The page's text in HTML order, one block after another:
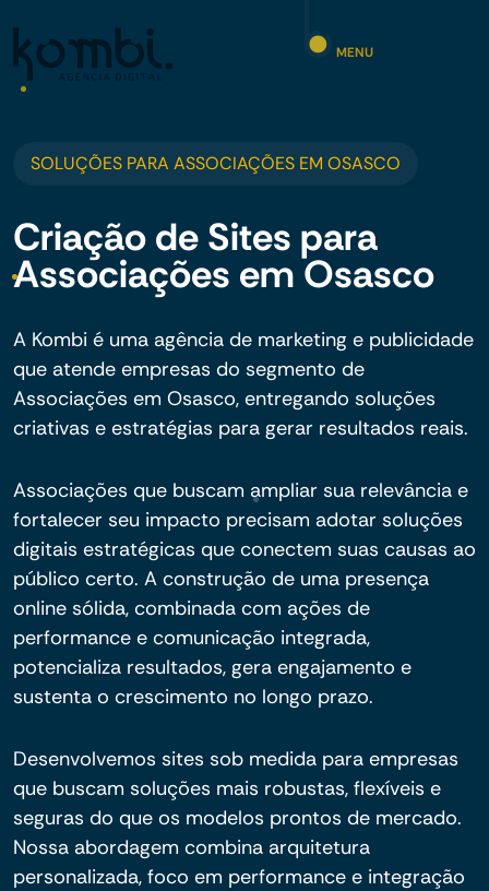
MENU
SOLUÇÕES PARA ASSOCIAÇÕES EM OSASCO
Criação de Sites para
Associações em Osasco
A Kombi é uma agência de marketing e publicidade
que atende empresas do segmento de
Associações em Osasco, entregando soluções
criativas e estratégias para gerar resultados reais.
Associações que buscam ampliar sua relevância e
fortalecer seu impacto precisam adotar soluções
digitais estratégicas que conectem suas causas ao
público certo. A construção de uma presença
online sólida, combinada com ações de
performance e comunicação integrada,
potencializa resultados, gera engajamento e
sustenta o crescimento no longo prazo.
Desenvolvemos sites sob medida para empresas
que buscam soluções mais robustas, flexíveis e
seguras do que os modelos prontos de mercado.
Nossa abordagem combina arquitetura
personalizada, foco em performance e integração